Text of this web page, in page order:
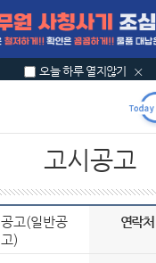
오늘 하루 열지않기
고시공고
공고(일반공
고)
연락처